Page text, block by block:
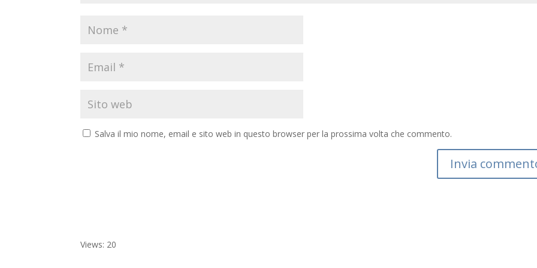
Salva il mio nome, email e sito web in questo browser per la prossima volta che commento.
Invia
Views: 20